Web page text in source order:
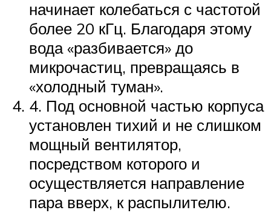
начинает колебаться с частотой
более 20 кГц. Благодаря этому
вода «разбивается» до
микрочастиц, превращаясь в
«холодный туман».
4. Под основной частью корпуса
установлен тихий и не слишком
мощный вентилятор,
посредством которого и
осуществляется направление
пара вверх, к распылителю.